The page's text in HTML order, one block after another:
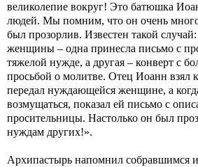
великолепие вокруг! Это батюшка
людей. Мы помним, что он очень
был прозорлив. Известен такой
женщины – одна принесла письмо с
тяжелой нужде, а другая – конверт с
просьбой о молитве. Отец Иоанн взял
передал нуждающейся женщине, а
возмущаться, показал ей письмо с
просительницы. Настолько он был
нуждам других!».
Архипастырь напомнил собравшимся